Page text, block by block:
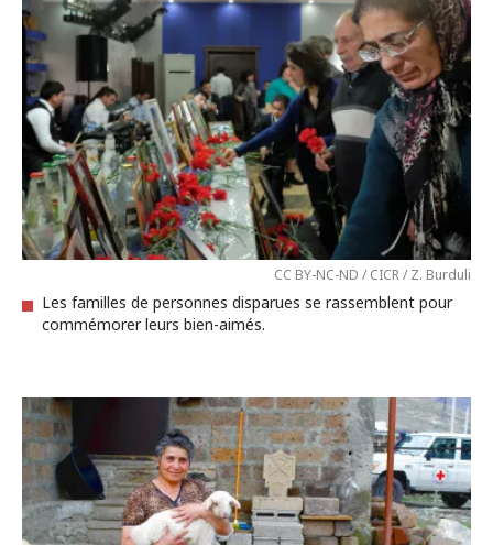
CC BY-NC-ND / CICR / Z. Burduli
Les familles de personnes disparues se rassemblent pour
commémorer leurs bien-aimés.